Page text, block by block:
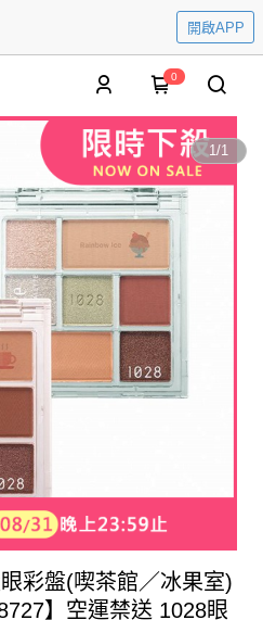
開啟APP
0
1/1
彩盤(喫茶館／冰果室)
】空運禁送 1028眼